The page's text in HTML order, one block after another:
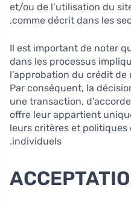
et/ou de l’utilisation du
comme décrit dans les
Il est important de noter
dans les processus
l’approbation du crédit
Par conséquent, la
une transaction,
offre leur appartient
leurs critères et
individuels.